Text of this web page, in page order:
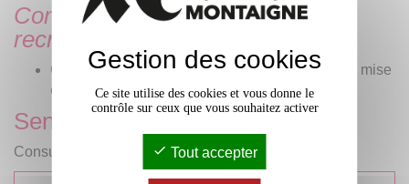
Connaître les processus de
recrutement
Outils et techniques de recrutement : entretiens, mise
en situation professionnelle, tests etc.
Sensibilisation à l'entrepreneuriat
Consultez la page dédiée
Gestion des cookies
Ce site utilise des cookies et vous donne le
contrôle sur ceux que vous souhaitez activer
Tout accepter